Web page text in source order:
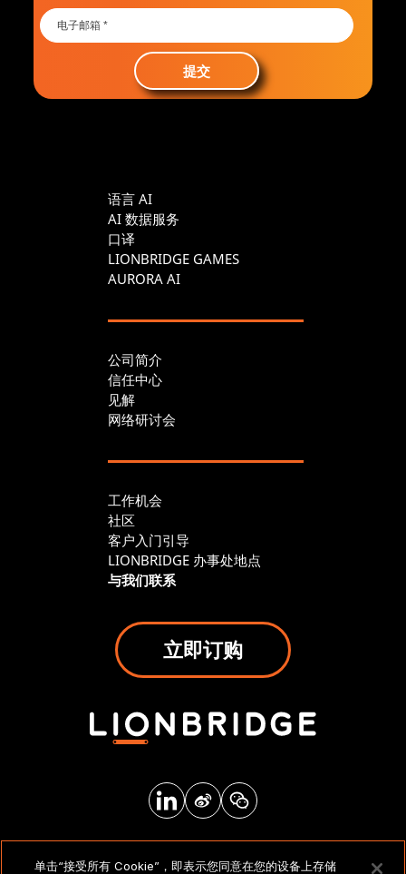
提交
语言 AI
AI 数据服务
口译
LIONBRIDGE GAMES
AURORA AI
公司简介
信任中心
见解
网络研讨会
工作机会
社区
客户入门引导
LIONBRIDGE 办事处地点
与我们联系
立即订购
法律声明和政策
单击“接受所有 Cookie”，即表示您同意在您的设备上存储